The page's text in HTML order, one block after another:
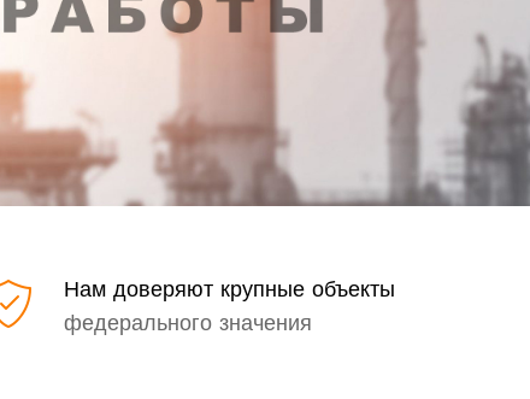
Нам доверяют крупные объекты
федерального значения